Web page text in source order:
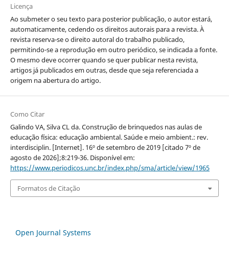
Licença
Ao submeter o seu texto para posterior publicação, o autor estará,
automaticamente, cedendo os direitos autorais para a revista. À
revista reserva-se o direito autoral do trabalho publicado,
permitindo-se a reprodução em outro periódico, se indicada a fonte.
O mesmo deve ocorrer quando se quer publicar nesta revista,
artigos já publicados em outras, desde que seja referenciada a
origem na abertura do artigo.
Como Citar
Galindo VA, Silva CL da. Construção de brinquedos nas aulas de
educação física: educação ambiental. Saúde e meio ambient.: rev.
interdisciplin. [Internet]. 16º de setembro de 2019 [citado 7º de
agosto de 2026];8:219-36. Disponível em:
https://www.periodicos.unc.br/index.php/sma/article/view/1965
Formatos de Citação
Open Journal Systems